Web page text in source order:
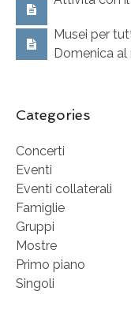
Musei per
Domenica al
Categories
Concerti
Eventi
Eventi collaterali
Famiglie
Gruppi
Mostre
Primo piano
Singoli